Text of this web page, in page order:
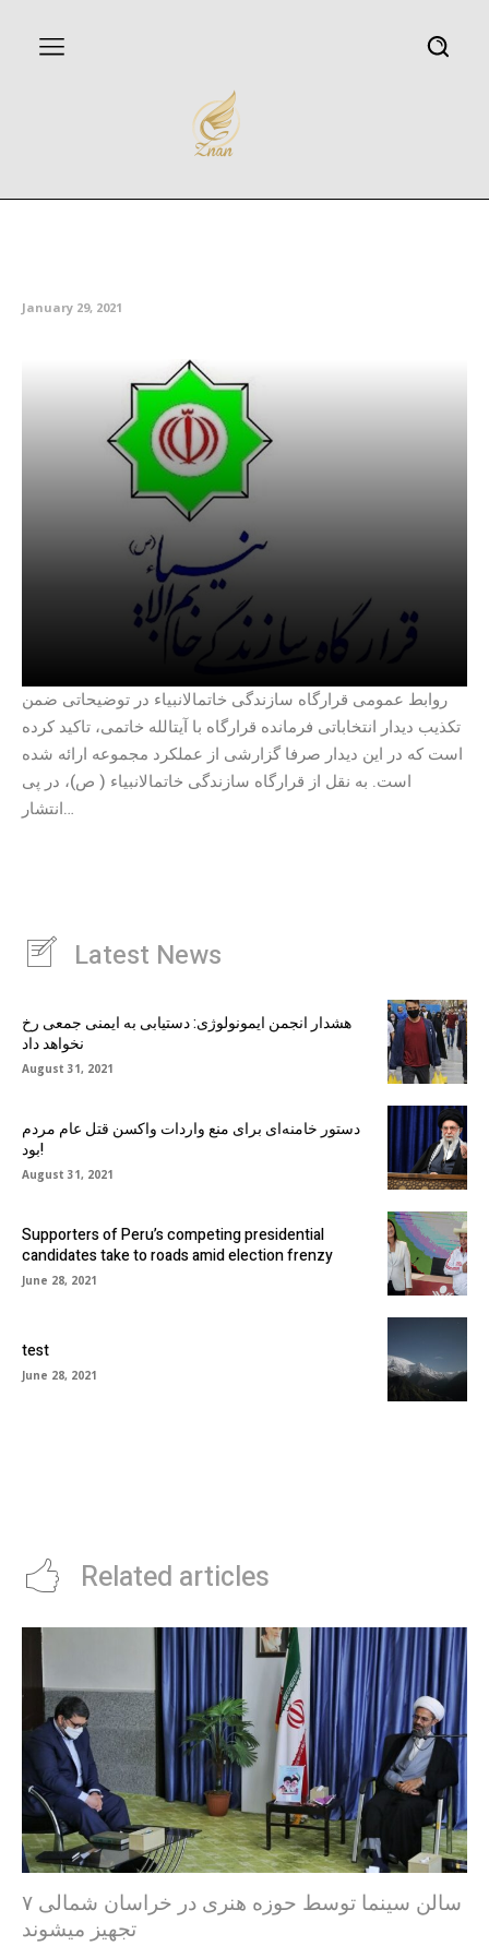
January 29, 2021
روابط عمومی قرارگاه سازندگی خاتمالانبیاء در توضیحاتی ضمن
تکذیب دیدار انتخاباتی فرمانده قرارگاه با آیتالله خاتمی، تاکید کرده
است که در این دیدار صرفا گزارشی از عملکرد مجموعه ارائه شده
است. به نقل از قرارگاه سازندگی خاتمالانبیاء ( ص)، در پی
انتشار…
Latest News
هشدار انجمن ایمونولوژی: دستیابی به ایمنی جمعی رخ
نخواهد داد
August 31, 2021
دستور خامنه‌ای برای منع واردات واکسن قتل عام مردم
بود!
August 31, 2021
Supporters of Peru’s competing presidential
candidates take to roads amid election frenzy
June 28, 2021
test
June 28, 2021
Related articles
۷ سالن سینما توسط حوزه هنری در خراسان شمالی
تجهیز میشوند